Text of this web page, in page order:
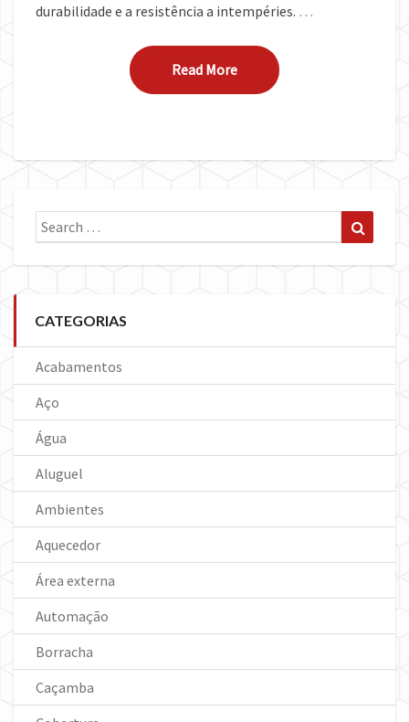
durabilidade e a resistência a intempéries. …
Read MoreRead More
Search
for:
CATEGORIAS
Acabamentos
Aço
Água
Aluguel
Ambientes
Aquecedor
Área externa
Automação
Borracha
Caçamba